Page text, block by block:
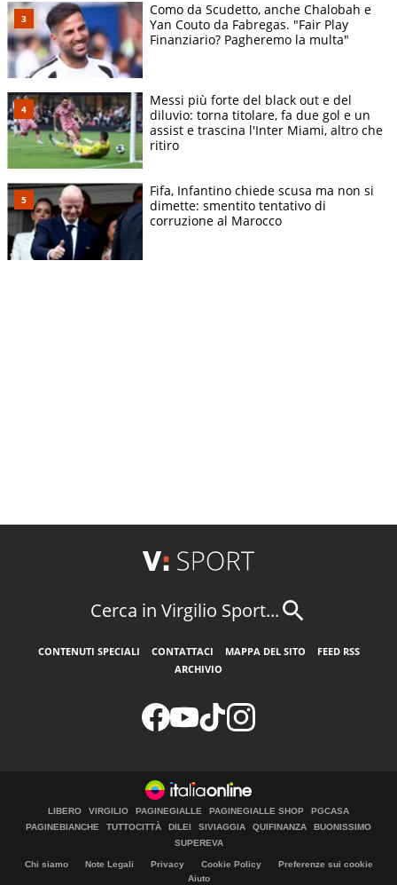
Como da Scudetto, anche Chalobah e
Yan Couto da Fabregas. "Fair Play
Finanziario? Pagheremo la multa"
Messi più forte del black out e del
diluvio: torna titolare, fa due gol e un
assist e trascina l'Inter Miami, altro che
ritiro
Fifa, Infantino chiede scusa ma non si
dimette: smentito tentativo di
corruzione al Marocco
Cerca in Virgilio Sport...
CONTENUTI SPECIALI CONTATTACI MAPPA DEL SITO
FEED RSS
ARCHIVIO
LIBERO VIRGILIO PAGINEGIALLE PAGINEGIALLE SHOP
PGCASA
PAGINEBIANCHE
TUTTOCITTÀ DILEI SIVIAGGIA QUIFINANZA
BUONISSIMO
SUPEREVA
Chi siamo Note Legali Privacy Cookie Policy
Preferenze sui cookie
Aiuto